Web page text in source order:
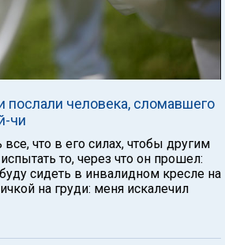
послали человека, сломавшего
чи
что в его силах, чтобы другим
то, через что он прошел:
сидеть в инвалидном кресле на
на груди: меня искалечил